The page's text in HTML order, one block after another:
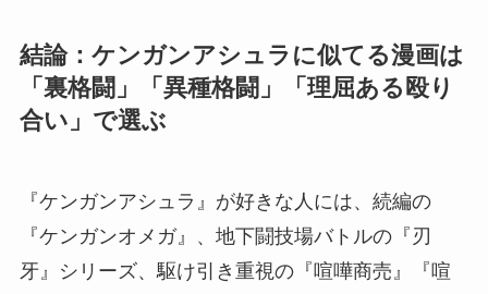
結論：ケンガンアシュラに似てる漫画は
「裏格闘」「異種格闘」「理屈ある殴り
合い」で選ぶ
『ケンガンアシュラ』が好きな人には、続編の
『ケンガンオメガ』、地下闘技場バトルの『刃
牙』シリーズ、駆け引き重視の『喧嘩商売』『喧